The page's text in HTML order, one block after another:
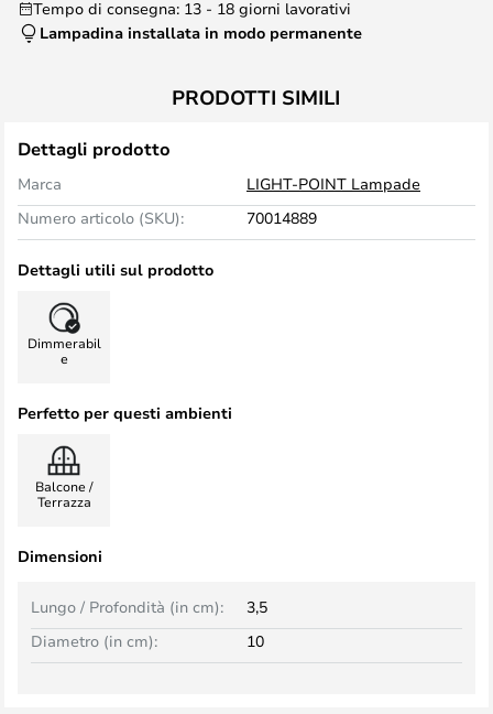
Tempo di consegna: 13 - 18 giorni lavorativi
Lampadina installata in modo permanente
PRODOTTI SIMILI
Dettagli prodotto
Marca
LIGHT-POINT Lampade
Numero articolo (SKU):
70014889
Dettagli utili sul prodotto
Dimmerabil
e
Perfetto per questi ambienti
Balcone /
Terrazza
Dimensioni
Lungo / Profondità (in cm):
3,5
Diametro (in cm):
10